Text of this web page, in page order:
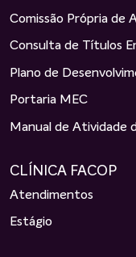
Comissão Própria de
Consulta de Títulos
Plano de
Portaria MEC
Manual de Atividade
CLÍNICA FACOP
Atendimentos
Estágio